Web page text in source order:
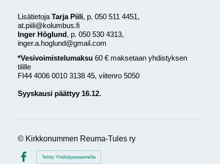
Lisätietoja Tarja Piili, p. 050 511 4451,
at.piili@kolumbus.fi
Inger Höglund , p. 050 530 4313,
inger.a.hoglund@gmail.com
*Vesivoimistelumaksu60 € maksetaan yhdistyksen
tilille
FI44 4006 0010 3138 45, viitenro 5050
Syyskausi päättyy 16.12.
© Kirkkonummen Reuma-Tules ry
Tehty Yhdistysavaimella